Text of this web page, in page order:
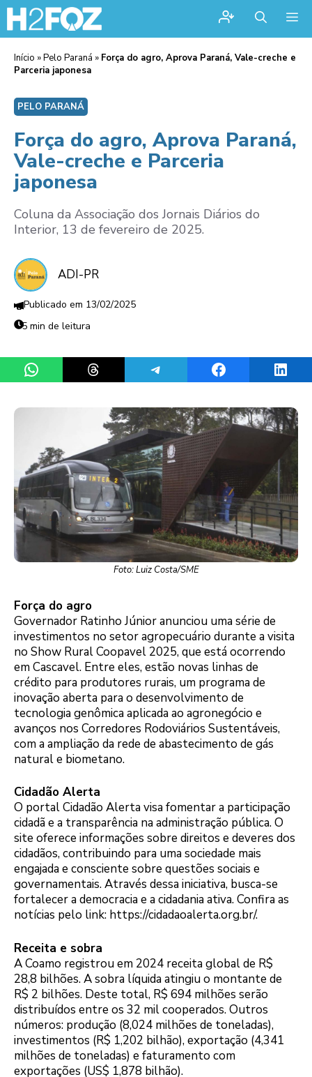
Início »Pelo Paraná » Força do agro, Aprova Paraná, Vale-creche e
Parceria japonesa
PELO PARANÁ
Força do agro, Aprova Paraná,
Vale-creche e Parceria
japonesa
Coluna da Associação dos Jornais Diários do
Interior, 13 de fevereiro de 2025.
ADI-PR
13/02/2025
5 min de leitura
Share on WhatsAppShare on ThreadsShare on TelegramShare on Facebook
Foto: Luiz Costa/SME
Força do agro
Governador Ratinho Júnior anunciou uma série de
investimentos no setor agropecuário durante a visita
no Show Rural Coopavel 2025, que está ocorrendo
em Cascavel. Entre eles, estão novas linhas de
crédito para produtores rurais, um programa de
inovação aberta para o desenvolvimento de
tecnologia genômica aplicada ao agronegócio e
avanços nos Corredores Rodoviários Sustentáveis,
com a ampliação da rede de abastecimento de gás
natural e biometano.
Cidadão Alerta
O portal Cidadão Alerta visa fomentar a participação
cidadã e a transparência na administração pública. O
site oferece informações sobre direitos e deveres dos
cidadãos, contribuindo para uma sociedade mais
engajada e consciente sobre questões sociais e
governamentais. Através dessa iniciativa, busca-se
fortalecer a democracia e a cidadania ativa. Confira as
notícias pelo link: https://cidadaoalerta.org.br/.
Receita e sobra
A Coamo registrou em 2024 receita global de R$
28,8 bilhões. A sobra líquida atingiu o montante de
R$ 2 bilhões. Deste total, R$ 694 milhões serão
distribuídos entre os 32 mil cooperados. Outros
números: produção (8,024 milhões de toneladas),
investimentos (R$ 1,202 bilhão), exportação (4,341
milhões de toneladas) e faturamento com
exportações (US$ 1,878 bilhão).